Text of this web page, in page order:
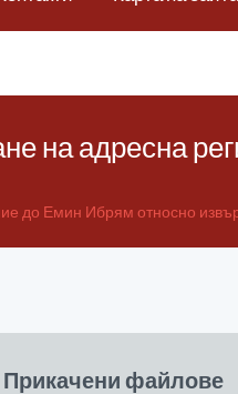
на адресна
до Емин Ибрям относно
Прикачени файлове